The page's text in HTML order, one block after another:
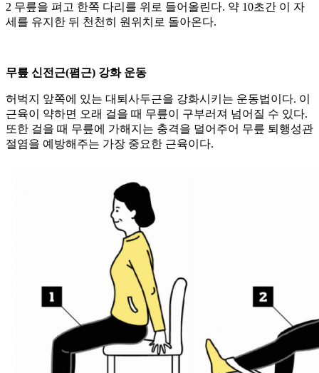
2 무릎을 펴고 한쪽 다리를 위로 들어올린다. 약 10초간 이 자
세를 유지한 뒤 천천히 원위치로 돌아온다.
무릎 신전근(폄근) 강화 운동
허벅지 앞쪽에 있는 대퇴사두근을 강화시키는 운동법이다. 이
근육이 약하면 오래 걸을 때 무릎이 구부러져 넘어질 수 있다.
또한 걸을 때 무릎에 가해지는 충격을 덜어주어 무릎 퇴행성관
절염을 예방해주는 가장 중요한 근육이다.